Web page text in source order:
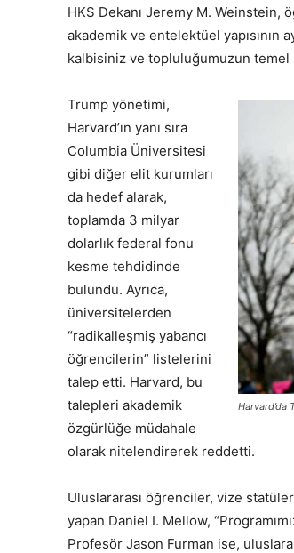
HKS Dekanı Jeremy M.
akademik ve entelektüel yapısının
kalbisiniz ve topluluğumuzun temel
Harvard’da
Trump yönetimi,
Harvard’ın yanı sıra
Columbia Üniversitesi
gibi diğer elit kurumları
da hedef alarak,
toplamda 3 milyar
dolarlık federal fonu
kesme tehdidinde
bulundu. Ayrıca,
üniversitelerden
“radikalleşmiş yabancı
öğrencilerin” listelerini
talep etti. Harvard, bu
talepleri akademik
özgürlüğe müdahale
olarak nitelendirerek reddetti.
Uluslararası öğrenciler, vize
yapan Daniel I. Mellow,
Profesör Jason Furman ise,